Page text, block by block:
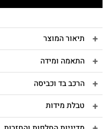
תיאור המוצר
התאמה ומידה
הרכב בד וכביסה
טבלת מידות